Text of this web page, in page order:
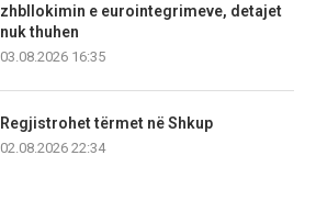
zhbllokimin e eurointegrimeve, detajet
nuk thuhen
03.08.2026 16:35
Regjistrohet tërmet në Shkup
02.08.2026 22:34